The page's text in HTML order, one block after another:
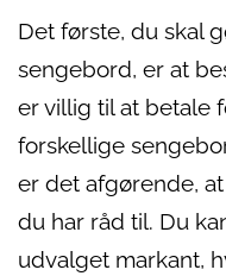
Det første, du skal
sengebord, er at
er villig til at betale
forskellige
er det afgørende,
du har råd til. Du
udvalget markant,